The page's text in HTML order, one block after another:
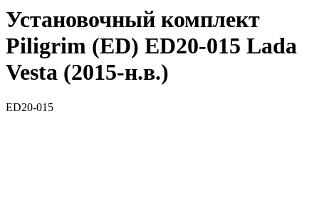
Установочный комплект
Piligrim (ED) ED20-015 Lada
Vesta (2015-н.в.)
ED20-015